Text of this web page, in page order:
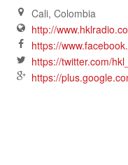
Cali, Colombia
http://
https://
https://twitter.com/
https://